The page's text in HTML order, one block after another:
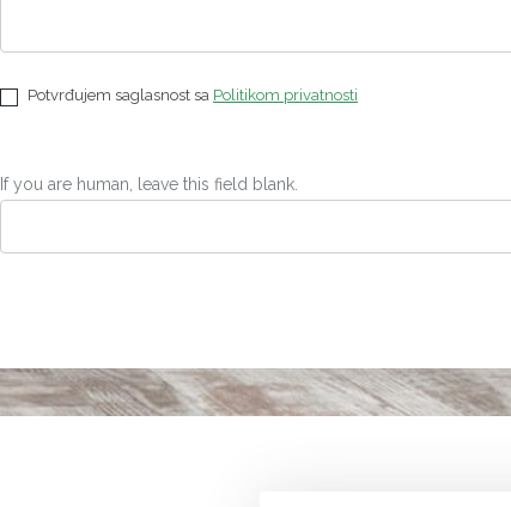
Potvrđujem saglasnost sa Politikom privatnosti
If you are human, leave this field blank.